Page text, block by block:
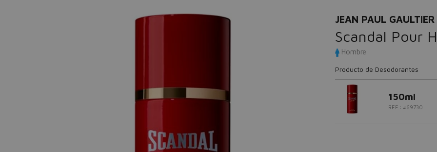
JEAN PAUL GAULTIER
Scandal Pour
Hombre
Producto de Desodorantes
150ml
REF.: #69730